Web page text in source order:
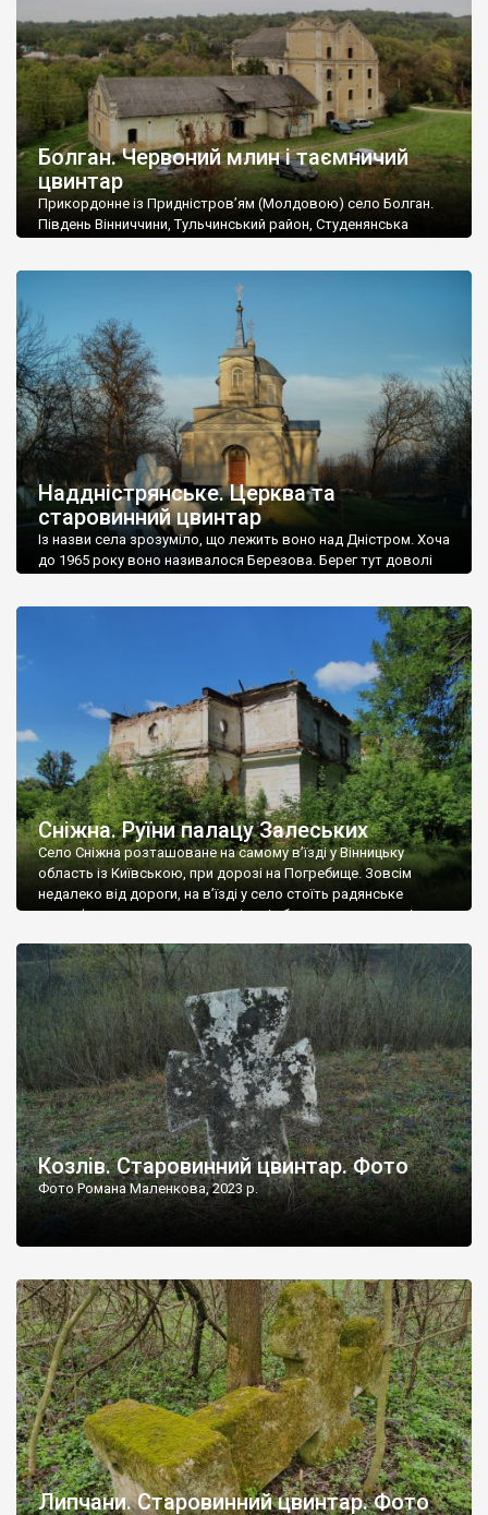
Болган. Червоний млин і таємничий
цвинтар
Прикордонне із Придністров’ям (Молдовою) село Болган.
Південь Вінниччини, Тульчинський район, Студенянська
старовинний цвинтар із кам’яними хрестами. Всі епітафії, які
збереглися, написані кирилицею, церковнослов’янською
мовою. За всіма традиційними ознаками – цвинтар
український. Хрести датуються 19 століттям. У 1924-1940
роках Болган […]
Наддністрянське. Церква та
старовинний цвинтар
Із назви села зрозуміло, що лежить воно над Дністром. Хоча
до 1965 року воно називалося Березова. Берег тут доволі
Наддністрянське відрізняється від більшості навколишніх
сіл. У селі є мурована Михайлівська церква. Точної дати […]
Сніжна. Руїни палацу Залеських
Село Сніжна розташоване на самому в’їзді у Вінницьку
область із Київською, при дорозі на Погребище. Зовсім
недалеко від дороги, на в’їзді у село стоїть радянське
рельєфне пано, яке показує жінку і яблуню, а трохи далі, десь
не видно, але видно дві стареньких колії у траві – […]
Козлів. Старовинний цвинтар. Фото
Фото Романа Маленкова, 2023 р.
Липчани. Старовинний цвинтар. Фото